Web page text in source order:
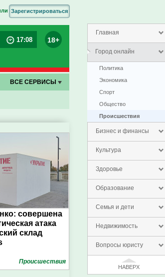
Главная
Город онлайн
Политика
Экономика
Спорт
Общество
Проиcшествия
Бизнес и финансы
Культура
Здоровье
Образование
Семья и дети
Недвижимость
Вопросы юристу
НАВЕРХ
Зарегистрироваться
17:08 18+
ВСЕ СЕРВИСЫ
совершена
атака
склад
Проиcшествия